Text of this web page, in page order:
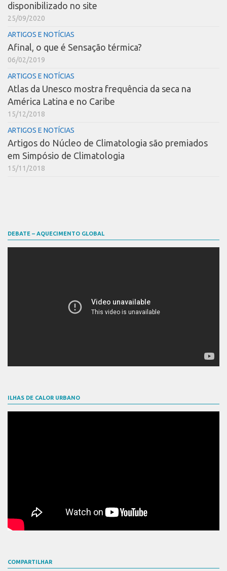
disponibilizado no site
25/09/2020
ARTIGOS E NOTÍCIAS
Afinal, o que é Sensação térmica?
06/02/2019
ARTIGOS E NOTÍCIAS
Atlas da Unesco mostra frequência da seca na
América Latina e no Caribe
15/12/2018
ARTIGOS E NOTÍCIAS
Artigos do Núcleo de Climatologia são premiados
em Simpósio de Climatologia
15/11/2018
DEBATE – AQUECIMENTO GLOBAL
ILHAS DE CALOR URBANO
COMPARTILHAR